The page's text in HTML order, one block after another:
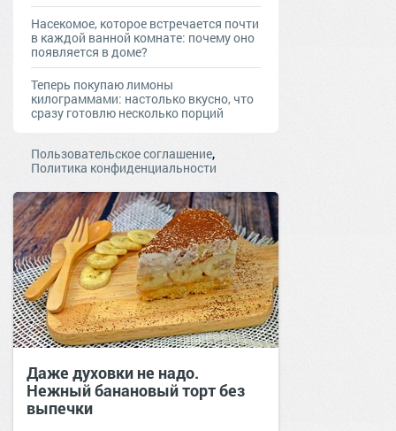
Насекомое, которое встречается почти
в каждой ванной комнате: почему оно
появляется в доме?
Теперь покупаю лимоны
килограммами: настолько вкусно, что
сразу готовлю несколько порций
Пользовательское соглашение,
Политика конфиденциальности
Даже духовки не надо.
Нежный банановый торт без
выпечки